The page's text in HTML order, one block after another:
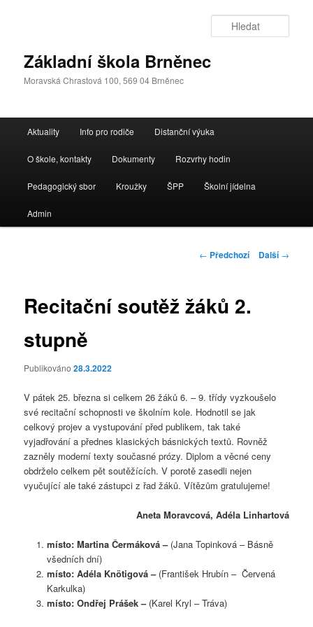
Základní škola Brněnec
Moravská Chrastová 100, 569 04 Brněnec
navigační
Aktuality Info pro rodiče Distanční výuka
O škole, kontakty Dokumenty Rozvrhy hodin
Pedagogický sbor Kroužky ŠPP Školní jídelna
Admin
Navigace
← Předchozí Další→
Recitační soutěž žáků 2.
stupně
Publikováno28.3.2022
V pátek 25. března si celkem 26 žáků 6. – 9. třídy vyzkoušelo
své recitační schopnosti ve školním kole. Hodnotil se jak
celkový projev a vystupování před publikem, tak také
vyjadřování a přednes klasických básnických textů. Rovněž
zazněly moderní texty současné prózy. Diplom a věcné ceny
obdrželo celkem pět soutěžících. V porotě zasedli nejen
vyučující ale také zástupci z řad žáků. Vítězům gratulujeme!
Aneta Moravcová, Adéla Linhartová
místo: Martina Čermáková – (Jana Topinková – Básně
všedních dní)
místo: Adéla Knötigová – (František Hrubín – Červená
Karkulka)
místo: Ondřej Prášek – (Karel Kryl – Tráva)